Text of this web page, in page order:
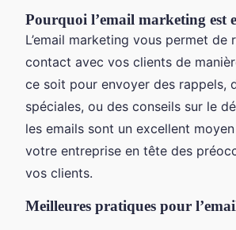
Pourquoi l’email marketing est
L’email marketing vous permet de
contact avec vos clients de
ce soit pour envoyer des rappels,
spéciales, ou des conseils sur le
les emails sont un excellent
votre entreprise en tête des
vos clients.
Meilleures pratiques pour